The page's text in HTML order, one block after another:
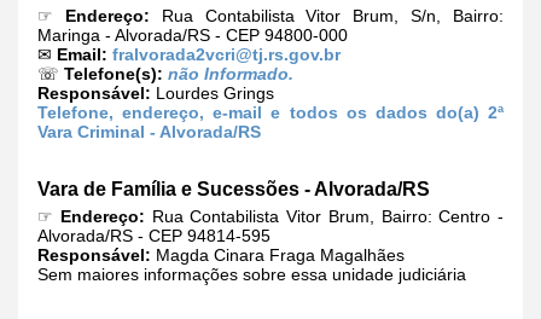
☞ Endereço: Rua Contabilista Vitor Brum, S/n, Bairro:
Maringa - Alvorada/RS - CEP 94800-000
✉ Email: fralvorada2vcri@tj.rs.gov.br
☏ Telefone(s): não Informado.
Responsável: Lourdes Grings
Telefone, endereço, e-mail e todos os dados do(a) 2ª
Vara Criminal - Alvorada/RS
Vara de Família e Sucessões - Alvorada/RS
☞ Endereço: Rua Contabilista Vitor Brum, Bairro: Centro -
Alvorada/RS - CEP 94814-595
Responsável: Magda Cinara Fraga Magalhães
Sem maiores informações sobre essa unidade judiciária